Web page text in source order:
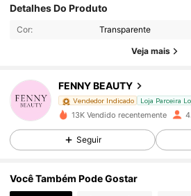
Detalhes Do Produto
Cor: Transparente
Veja mais
FENNY BEAUTY
Vendedor Indicado Loja Parceira
13K Vendido recentemente
Seguir
Você Também Pode Gostar